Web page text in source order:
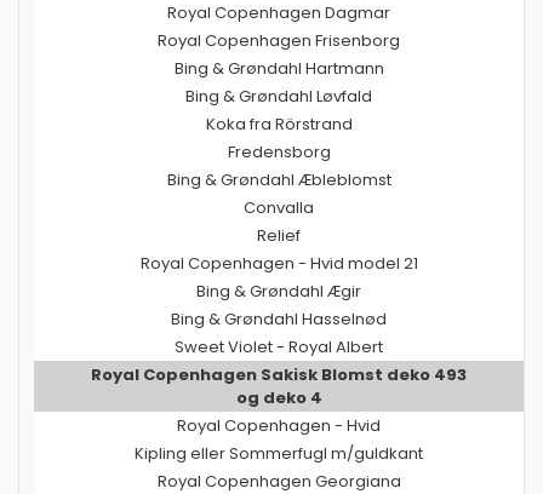
Royal Copenhagen Dagmar
Royal Copenhagen Frisenborg
Bing & Grøndahl Hartmann
Bing & Grøndahl Løvfald
Koka fra Rörstrand
Fredensborg
Bing & Grøndahl Æbleblomst
Convalla
Relief
Royal Copenhagen - Hvid model 21
Bing & Grøndahl Ægir
Bing & Grøndahl Hasselnød
Sweet Violet - Royal Albert
Royal Copenhagen Sakisk Blomst deko 493
og deko 4
Royal Copenhagen - Hvid
Kipling eller Sommerfugl m/guldkant
Royal Copenhagen Georgiana